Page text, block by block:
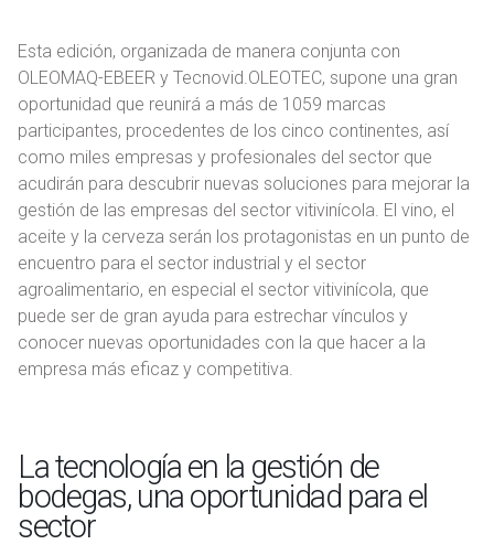
Esta edición, organizada de manera conjunta con
OLEOMAQ-EBEER y Tecnovid.OLEOTEC, supone una gran
oportunidad que reunirá a más de 1059 marcas
participantes, procedentes de los cinco continentes, así
como miles empresas y profesionales del sector que
acudirán para descubrir nuevas soluciones para mejorar la
gestión de las empresas del sector vitivinícola. El vino, el
aceite y la cerveza serán los protagonistas en un punto de
encuentro para el sector industrial y el sector
agroalimentario, en especial el sector vitivinícola, que
puede ser de gran ayuda para estrechar vínculos y
conocer nuevas oportunidades con la que hacer a la
empresa más eficaz y competitiva.
La tecnología en la gestión de
bodegas, una oportunidad para el
sector